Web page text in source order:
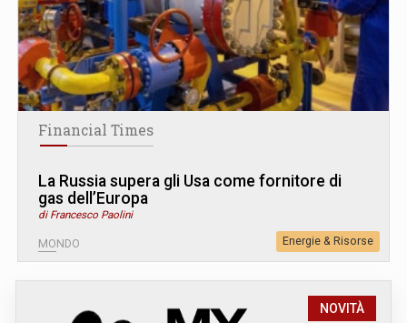
Financial Times
La Russia supera gli Usa come fornitore di
gas dell’Europa
di Francesco Paolini
MONDO Energie & Risorse
NOVITÀ